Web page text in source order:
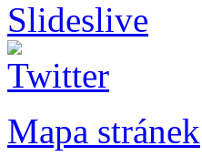
Mapa stránek